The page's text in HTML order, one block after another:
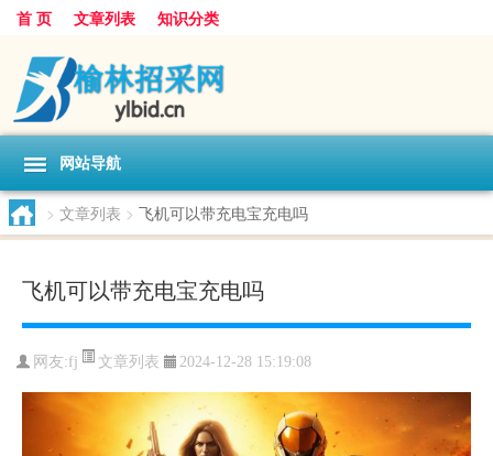
首 页 文章列表 知识分类
网站导航
> 文章列表 > 飞机可以带充电宝充电吗
飞机可以带充电宝充电吗
网友:fj 文章列表 2024-12-28 15:19:08